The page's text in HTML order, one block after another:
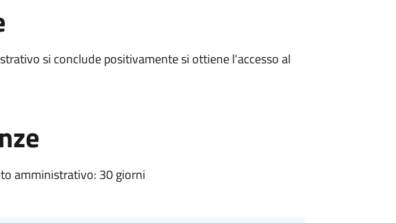
si conclude positivamente si ottiene l'accesso al
amministrativo: 30 giorni